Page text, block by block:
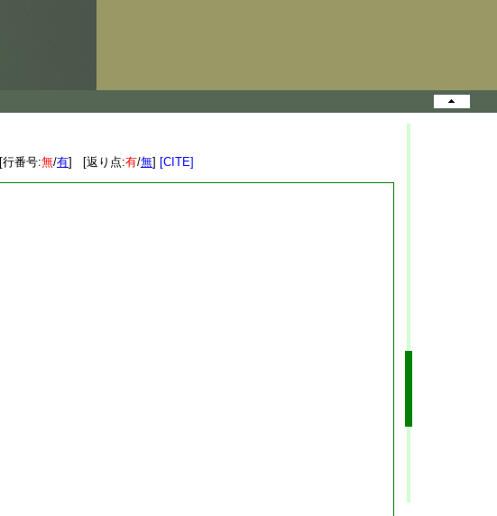
[行番号:無/有] [返り点:有/無] [CITE]